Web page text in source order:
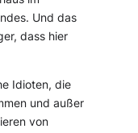
Und das
dass hier
Idioten, die
und außer
von